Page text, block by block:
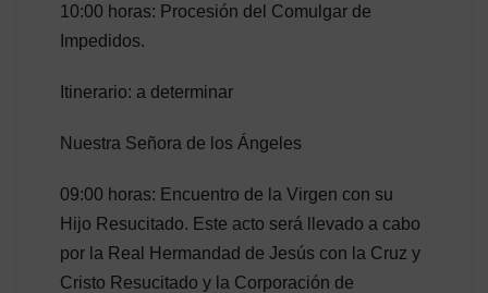
10:00 horas: Procesión del Comulgar de
Impedidos.
Itinerario: a determinar
Nuestra Señora de los Ángeles
09:00 horas: Encuentro de la Virgen con su
Hijo Resucitado. Este acto será llevado a cabo
por la Real Hermandad de Jesús con la Cruz y
Cristo Resucitado y la Corporación de